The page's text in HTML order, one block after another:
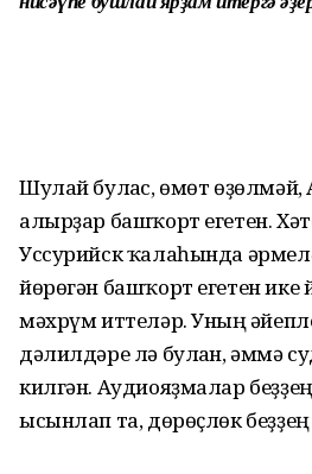
Шулай булғас, өмөт өҙөлмәй,
алырҙар башҡорт егетен.
Уссурийск ҡалаһында
йөрөгән башҡорт егетен ике
мәхрүм иттеләр. Уның
дәлилдәре лә булған, әммә
килгән. Аудиояҙмалар
ысынлап та, дөрөҫлөк беҙҙең